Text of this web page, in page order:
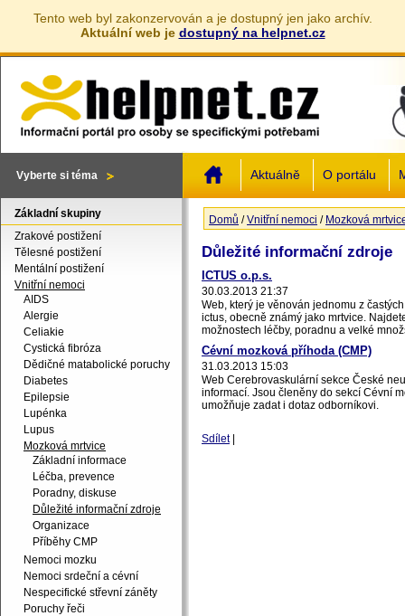
Tento web byl zakonzervován a je dostupný jen jako archív.
Aktuální web je dostupný na helpnet.cz
Vyberte si téma Aktuálně O portálu
Jste zde
Domů /Vnitřní nemoci / Mozková
Důležité informační zdroje
ICTUS o.p.s.
30.03.2013 21:37
Web, který je věnován jednomu z
ictus, obecně známý jako mrtvice.
možnostech léčby, poradnu a velké
Cévní mozková příhoda (CMP)
31.03.2013 15:03
Web Cerebrovaskulární sekce České
informací. Jsou členěny do sekcí Cévní
umožňuje zadat i dotaz odborníkovi.
Sdílet
Základní skupiny
Zrakové postižení
Tělesné postižení
Mentální postižení
Vnitřní nemoci
AIDS
Alergie
Celiakie
Cystická fibróza
Dědičné matabolické poruchy
Diabetes
Epilepsie
Lupénka
Lupus
Mozková mrtvice
Základní informace
Léčba, prevence
Poradny, diskuse
Důležité informační zdroje
Organizace
Příběhy CMP
Nemoci mozku
Nemoci srdeční a cévní
Nespecifické střevní záněty
Poruchy řeči